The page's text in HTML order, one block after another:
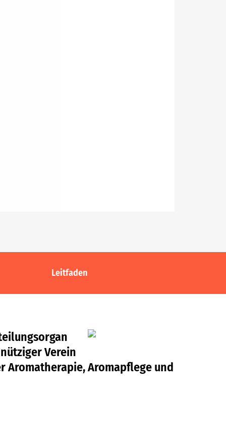
Leitfaden
Verein
Aromatherapie, Aromapflege und